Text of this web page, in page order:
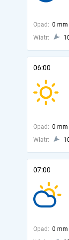
Opad: 0 mm
Wiatr:
06:00
Opad: 0 mm
Wiatr:
07:00
Opad: 0 mm